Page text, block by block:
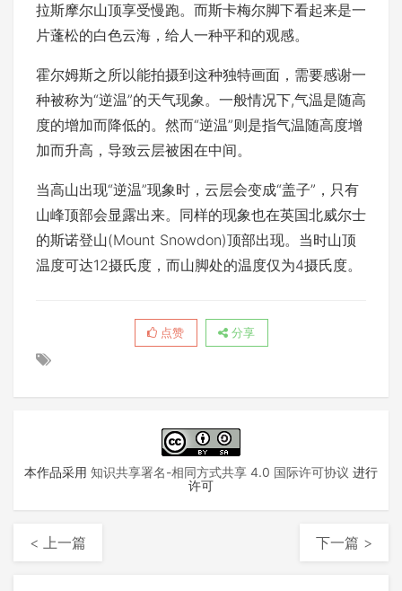
拉斯摩尔山顶享受慢跑。而斯卡梅尔脚下看起来是一
片蓬松的白色云海，给人一种平和的观感。
霍尔姆斯之所以能拍摄到这种独特画面，需要感谢一
种被称为“逆温”的天气现象。一般情况下,气温是随高
度的增加而降低的。然而“逆温”则是指气温随高度增
加而升高，导致云层被困在中间。
当高山出现“逆温”现象时，云层会变成“盖子”，只有
山峰顶部会显露出来。同样的现象也在英国北威尔士
的斯诺登山(Mount Snowdon)顶部出现。当时山顶
温度可达12摄氏度，而山脚处的温度仅为4摄氏度。
点赞 分享
本作品采用 知识共享署名-相同方式共享 4.0 国际许可协议 进行
许可
< 上一篇 下一篇 >